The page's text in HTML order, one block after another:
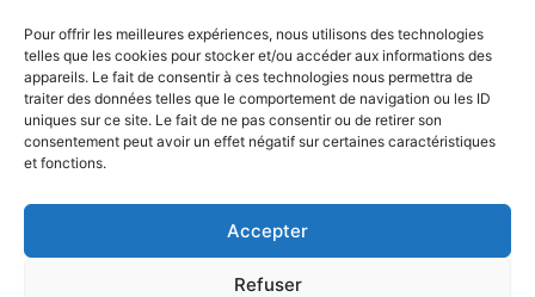
Pour offrir les meilleures expériences, nous utilisons des technologies
telles que les cookies pour stocker et/ou accéder aux informations des
appareils. Le fait de consentir à ces technologies nous permettra de
traiter des données telles que le comportement de navigation ou les ID
uniques sur ce site. Le fait de ne pas consentir ou de retirer son
consentement peut avoir un effet négatif sur certaines caractéristiques
et fonctions.
Accepter
Refuser
© Copyright 2026, Tous droits réservés |Bromance
Bien-Être : Yoga, Bien-être, Nutrition et Sport
L’équipe
Régime Savoir Maigrir.fr : La méthode Jean-Michel Cohen pour
une perte de poids durable